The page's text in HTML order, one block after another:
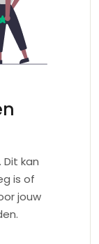
kan
is of
jouw